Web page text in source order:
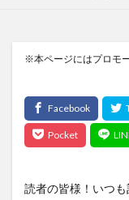
※本ページにはプロモ
読者の皆様！いつ